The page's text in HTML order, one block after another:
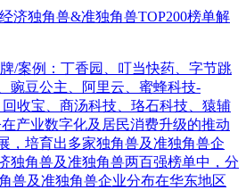
济独角兽&准独角兽TOP200榜单解
/案例：丁香园、叮当快药、字节跳
豌豆公主、阿里云、蜜蜂科技-
收宝、商汤科技、珞石科技、猿辅
产业数字化及居民消费升级的推动
，培育出多家独角兽及准独角兽企
独角兽及准独角兽两百强榜单中，分
兽及准独角兽企业分布在华东地区